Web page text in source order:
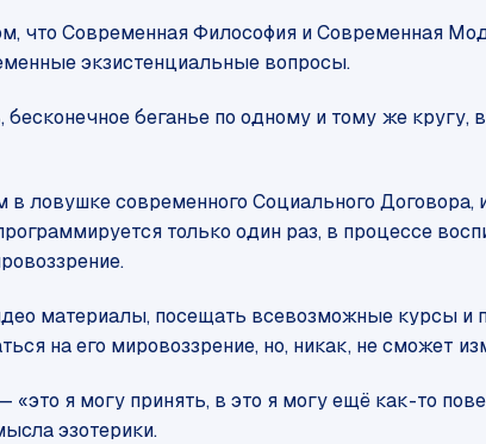
что Современная Философия и Современная
экзистенциальные вопросы.
беганье по одному и тому же кругу,
в ловушке современного Социального
только один раз, в процессе
материалы, посещать всевозможные курсы и
на его мировоззрение, но, никак, не сможет
я могу принять, в это я могу ещё как-то
эзотерики.